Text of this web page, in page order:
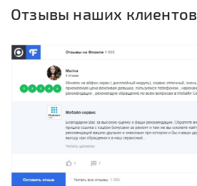
Отзывы наших клиентов